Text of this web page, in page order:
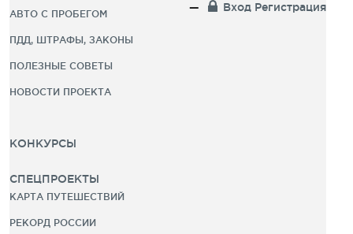
АВТО С ПРОБЕГОМ
ПДД, ШТРАФЫ, ЗАКОНЫ
ПОЛЕЗНЫЕ СОВЕТЫ
НОВОСТИ ПРОЕКТА
КОНКУРСЫ
СПЕЦПРОЕКТЫ
КАРТА ПУТЕШЕСТВИЙ
РЕКОРД РОССИИ
Вход Регистрация